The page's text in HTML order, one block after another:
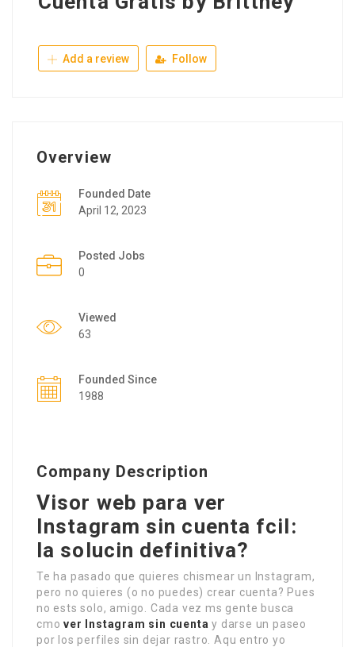
Add a review Follow
Overview
Founded Date
April 12, 2023
Posted Jobs
0
Viewed
63
Founded Since
1988
Company Description
Visor web para ver
Instagram sin cuenta fcil:
la solucin definitiva?
Te ha pasado que quieres chismear un Instagram,
pero no quieres (o no puedes) crear cuenta? Pues
no ests solo, amigo. Cada vez ms gente busca
cmover Instagram sin cuenta y darse un paseo
por los perfiles sin dejar rastro. Aqu entro yo